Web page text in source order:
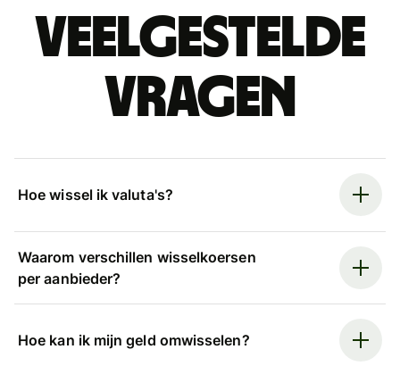
Veelgestelde
vragen
Hoe wissel ik valuta's?
Waarom verschillen wisselkoersen
per aanbieder?
Hoe kan ik mijn geld omwisselen?